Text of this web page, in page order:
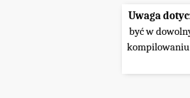
Uwaga
być w
kompilowaniu